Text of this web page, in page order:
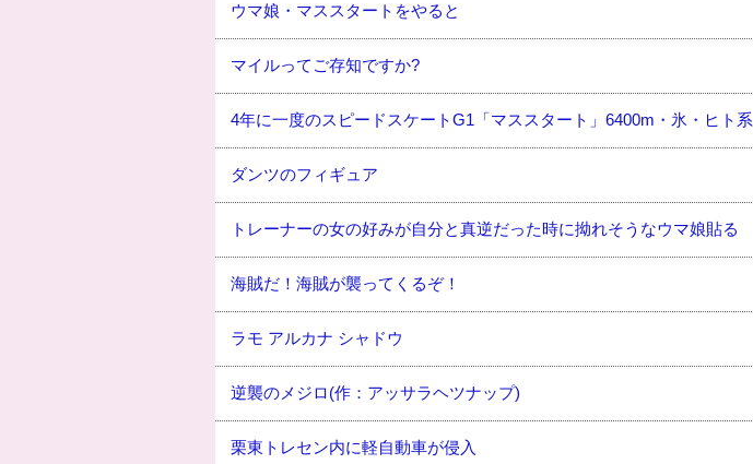
ウマ娘・マススタートをやると
マイルってご存知ですか?
4年に一度のスピードスケートG1「マススタート」6400m・氷・ヒト系
ダンツのフィギュア
トレーナーの女の好みが自分と真逆だった時に拗れそうなウマ娘貼る
海賊だ！海賊が襲ってくるぞ！
ラモ アルカナ シャドウ
逆襲のメジロ(作：アッサラヘツナップ)
栗東トレセン内に軽自動車が侵入